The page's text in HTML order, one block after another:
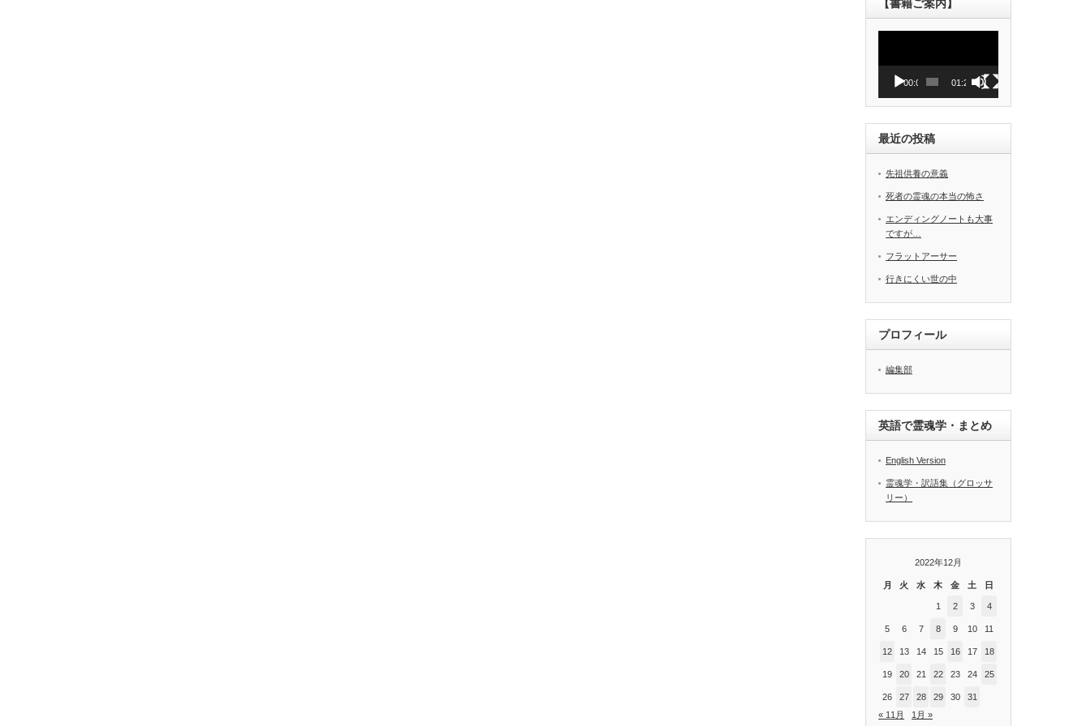
【書籍ご案内】
ヤ
ー
00:00 01:27
最近の投稿
先祖供養の意義
死者の霊魂の本当の怖さ
エンディングノートも大事
ですが…
フラットアーサー
行きにくい世の中
プロフィール
編集部
英語で霊魂学・まとめ
English Version
霊魂学・訳語集（グロッサ
リー）
2022年12月
月 火 水 木 金 土 日
1 2 3 4
5 6 7 8 9 10 11
12 13 14 15 16 17 18
19 20 21 22 23 24 25
26 27 28 29 30
31
« 11月
1月 »